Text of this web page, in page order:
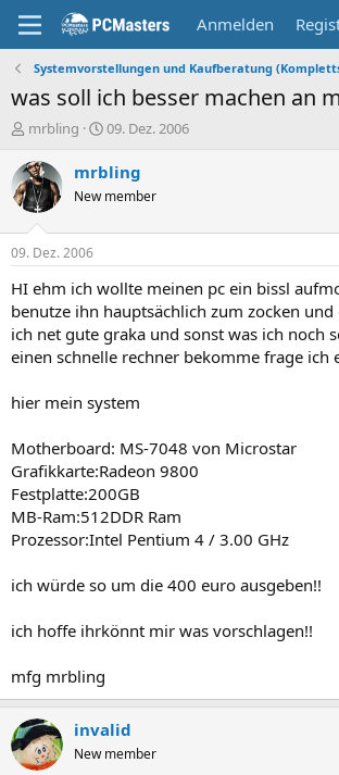
Anmelden
Systemvorstellungen und Kaufberatung
was soll ich besser machen an
E
s
t
e
e
r
mrbling
E
s
e
t
a
m
09. Dez. 2006
mrbling
New member
09. Dez. 2006
HI ehm ich wollte meinen pc ein bissl
benutze ihn hauptsächlich zum zocken und
ich net gute graka und sonst was ich noch
einen schnelle rechner bekomme frage ich
hier mein system
Motherboard: MS-7048 von Microstar
Grafikkarte:Radeon 9800
Festplatte:200GB
MB-Ram:512DDR Ram
Prozessor:Intel Pentium 4 / 3.00 GHz
ich würde so um die 400 euro ausgeben!!
ich hoffe ihrkönnt mir was vorschlagen!!
mfg mrbling
invalid
New member